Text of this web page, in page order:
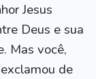
Jesus
Deus e sua
Mas você,
de